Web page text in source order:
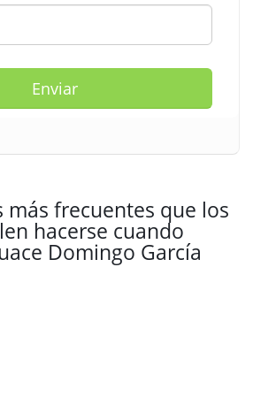
Enviar
más frecuentes que los
hacerse cuando
Domingo García